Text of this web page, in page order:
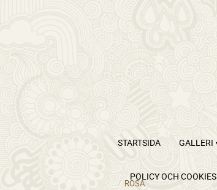
STARTSIDA GALLERI
POLICY OCH COOKIES
ROSA